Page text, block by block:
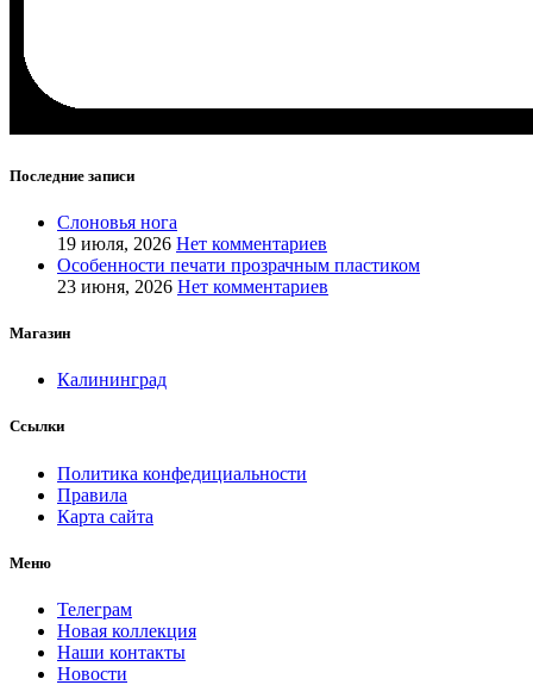
Последние записи
Слоновья нога
19 июля, 2026 Нет комментариев
Особенности печати прозрачным пластиком
23 июня, 2026 Нет комментариев
Магазин
Калининград
Ссылки
Политика конфедициальности
Правила
Карта сайта
Меню
Телеграм
Новая коллекция
Наши контакты
Новости